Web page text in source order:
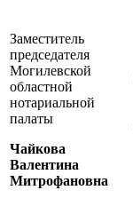
Заместитель
председателя
Могилевской
областной
нотариальной
палаты
Чайкова
Валентина
Митрофановна